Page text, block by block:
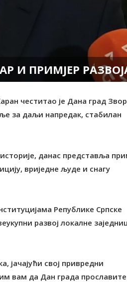
И ПРИМЈЕР
честитао је Дана град
за даљи напредак, стабилан
данас представља
вриједне људе и снагу
Републике Српске
развој локалне
јачајући свој привредни
вам да Дан града